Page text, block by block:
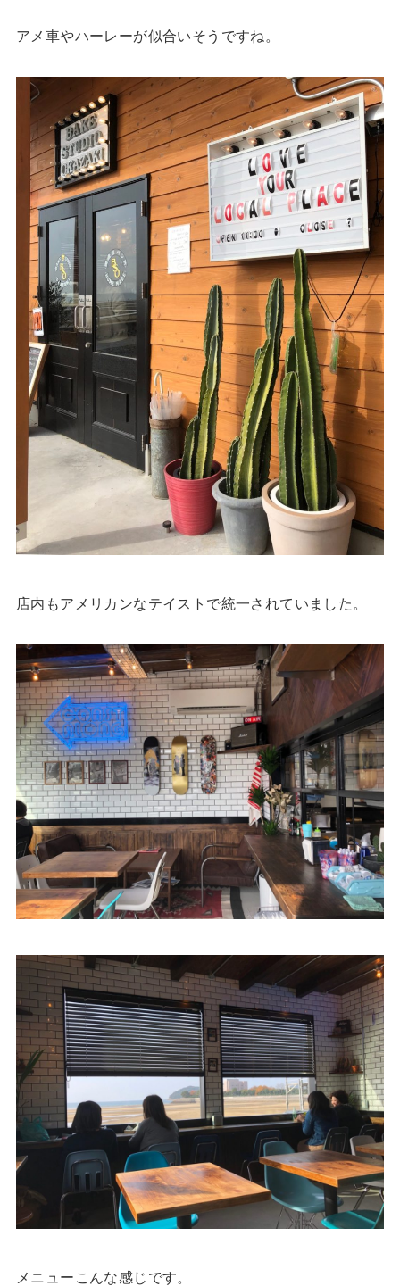
アメ車やハーレーが似合いそうですね。
店内もアメリカンなテイストで統一されていました。
メニューこんな感じです。